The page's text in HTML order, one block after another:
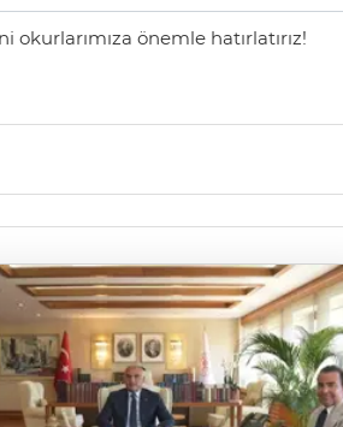
önemle hatırlatırız!